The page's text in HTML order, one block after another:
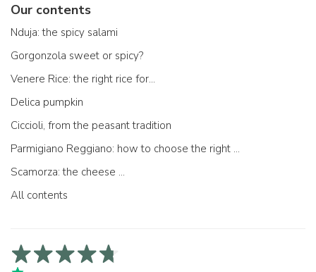
Our contents
Nduja: the spicy salami
Gorgonzola sweet or spicy?
Venere Rice: the right rice for...
Delica pumpkin
Ciccioli, from the peasant tradition
Parmigiano Reggiano: how to choose the right one
Scamorza: the cheese ...
All contents